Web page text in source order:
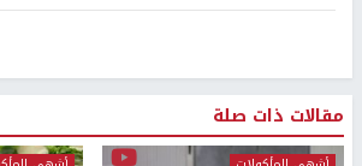
مقالات ذات صلة